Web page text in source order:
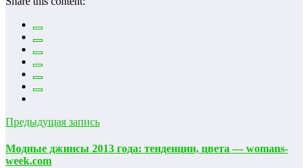
Предыдущая запись
Модные джинсы 2013 года: тенденции, цвета — womans-
week.com